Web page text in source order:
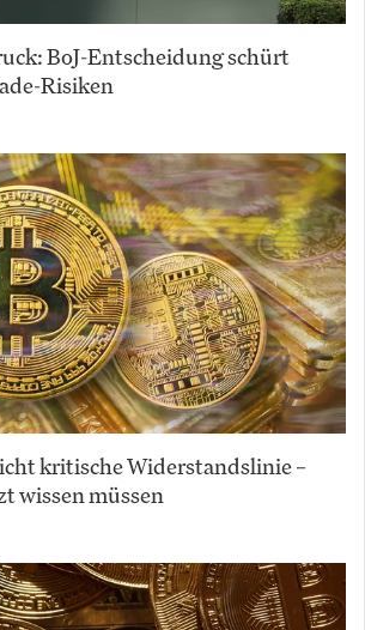
BoJ-Entscheidung schürt
Risiken
kritische Widerstandslinie –
wissen müssen